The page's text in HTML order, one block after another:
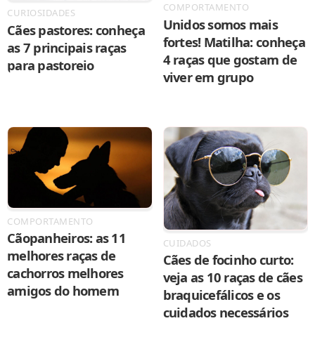
CURIOSIDADES
Cães pastores: conheça
as 7 principais raças
para pastoreio
COMPORTAMENTO
Unidos somos mais
fortes! Matilha: conheça
4 raças que gostam de
viver em grupo
COMPORTAMENTO
Cãopanheiros: as 11
melhores raças de
cachorros melhores
amigos do homem
CUIDADOS
Cães de focinho curto:
veja as 10 raças de cães
braquicefálicos e os
cuidados necessários